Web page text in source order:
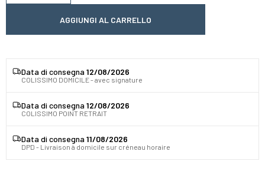
AGGIUNGI AL CARRELLO
Data di consegna 12/08/2026
COLISSIMO DOMICILE - avec signature
Data di consegna 12/08/2026
COLISSIMO POINT RETRAIT
Data di consegna 11/08/2026
DPD - Livraison à domicile sur créneau horaire